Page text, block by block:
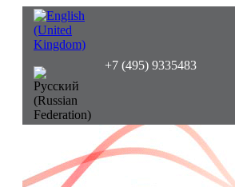
+7 (495) 9335483